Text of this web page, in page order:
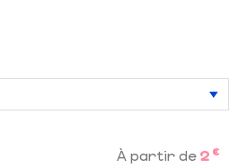
À partir de 2 €